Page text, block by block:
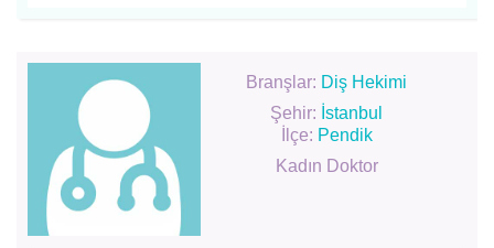
Branşlar: Diş Hekimi
Şehir: İstanbul
İlçe: Pendik
Kadın Doktor